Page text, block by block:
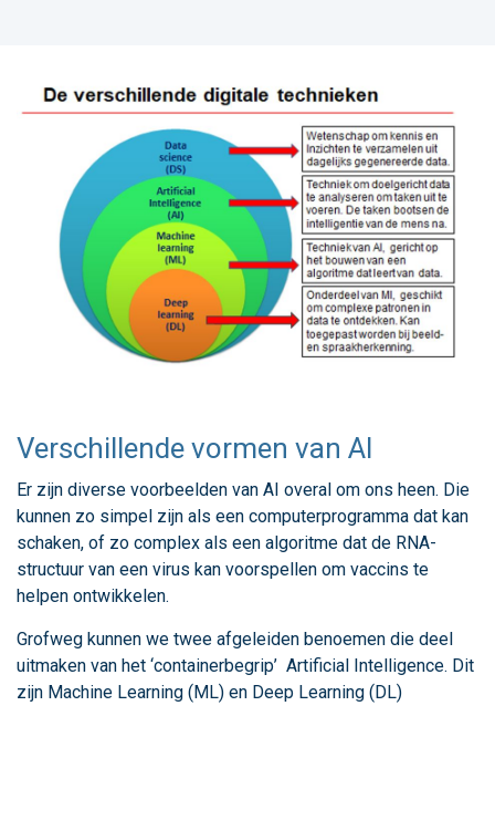
Verschillende vormen van AI
Er zijn diverse voorbeelden van AI overal om ons heen. Die
kunnen zo simpel zijn als een computerprogramma dat kan
schaken, of zo complex als een algoritme dat de RNA-
structuur van een virus kan voorspellen om vaccins te
helpen ontwikkelen.
Grofweg kunnen we twee afgeleiden benoemen die deel
uitmaken van het ‘containerbegrip’ Artificial Intelligence. Dit
zijn Machine Learning (ML) en Deep Learning (DL)